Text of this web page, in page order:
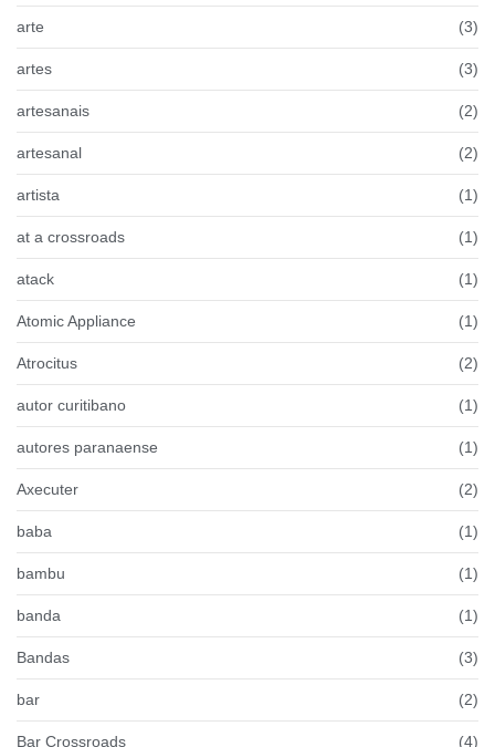
arte (3)
artes (3)
artesanais (2)
artesanal (2)
artista (1)
at a crossroads (1)
atack (1)
Atomic Appliance (1)
Atrocitus (2)
autor curitibano (1)
autores paranaense (1)
Axecuter (2)
baba (1)
bambu (1)
banda (1)
Bandas (3)
bar (2)
Bar Crossroads (4)